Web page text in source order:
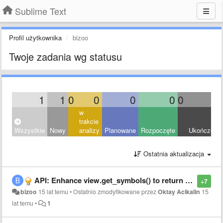
Sublime Text
Profil użytkownika bizoo
Twoje zadania wg statusu
1 1 0 0 0 0 0
Wszystkie Nowy
w
trakcie
analizy
Planowane Rozpoczęte Ukończony
Ostatnia aktualizacja
+7
API: Enhance view.get_symbols() to return arbitrary symbol list
bizoo 15 lat temu •Ostatnio zmodyfikowane przezOktay Acikalin 15
lat temu • 1